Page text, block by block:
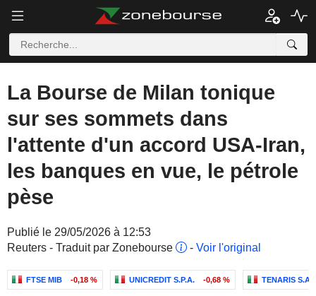
La Bourse de Milan tonique
sur ses sommets dans
l'attente d'un accord USA-Iran,
les banques en vue, le pétrole
pèse
Publié le 29/05/2026 à 12:53
Reuters - Traduit par Zonebourse
- Voir l'original
FTSE MIB -0,18 % UNICREDIT S.P.A. -0,68 % TENARIS S.A.